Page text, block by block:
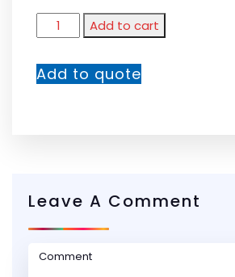
Add to cart
Add to quote
Leave A Comment